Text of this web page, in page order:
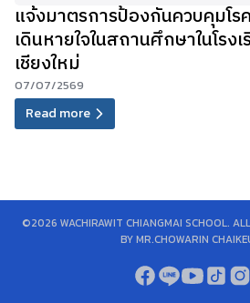
แจ้งมาตรการป้องกันควบคุมโ
เดินหายใจในสถานศึกษาในโรง
เชียงใหม่
07/07/2569
Read more
©2026 WACHIRAWIT CHIANGMAI SCHOOL.
BY MR.CHOWARIN